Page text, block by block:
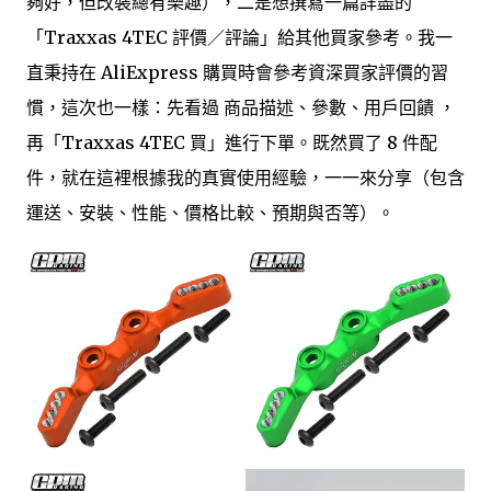
「Traxxas 4TEC 評價／評論」給其他買家參考。我一
直秉持在 AliExpress 購買時會參考資深買家評價的習
慣，這次也一樣：先看過 商品描述、參數、用戶回饋 ，
再「Traxxas 4TEC 買」進行下單。既然買了 8 件配
件，就在這裡根據我的真實使用經驗，一一來分享（包含
運送、安裝、性能、價格比較、預期與否等）。